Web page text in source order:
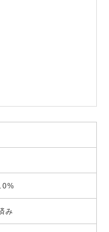
み